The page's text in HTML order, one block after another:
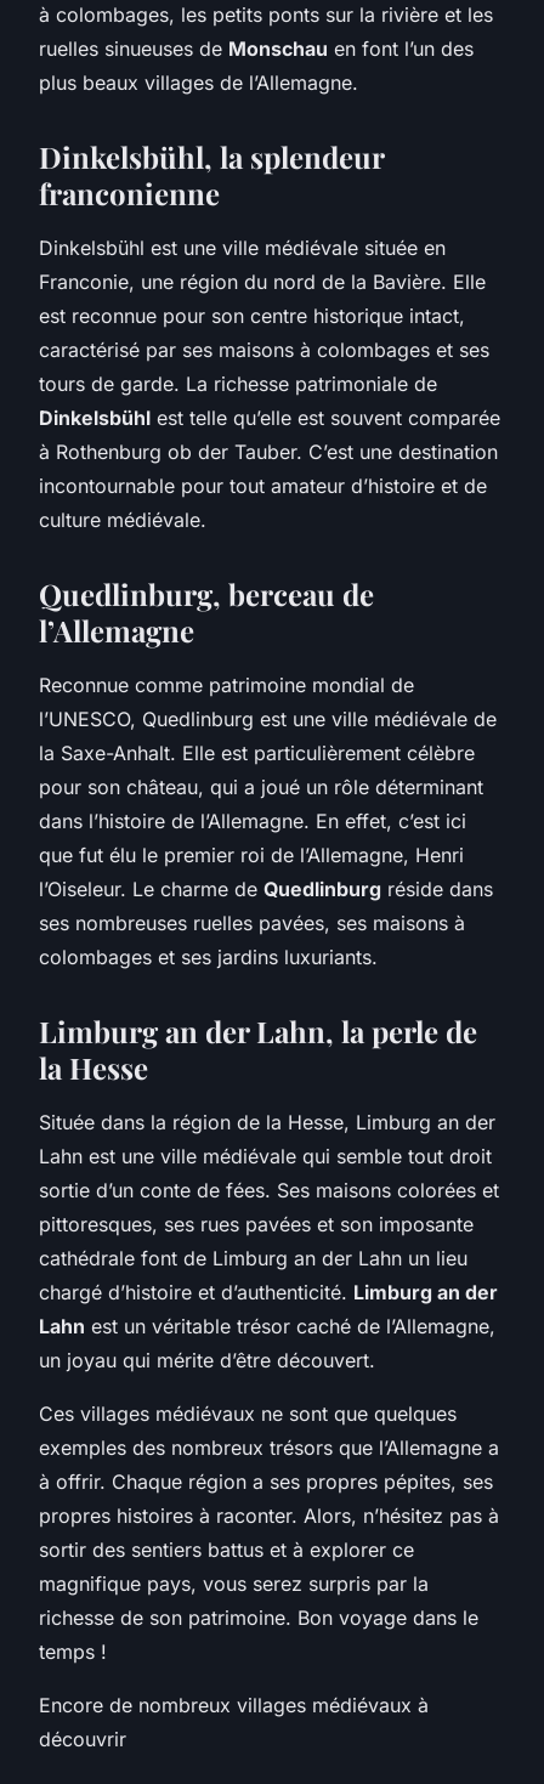
à colombages, les petits ponts sur la rivière et les
ruelles sinueuses de Monschau en font l’un des
plus beaux villages de l’Allemagne.
Dinkelsbühl, la splendeur
franconienne
Dinkelsbühl est une ville médiévale située en
Franconie, une région du nord de la Bavière. Elle
est reconnue pour son centre historique intact,
caractérisé par ses maisons à colombages et ses
tours de garde. La richesse patrimoniale de
Dinkelsbühl est telle qu’elle est souvent comparée
à Rothenburg ob der Tauber. C’est une destination
incontournable pour tout amateur d’histoire et de
culture médiévale.
Quedlinburg, berceau de
l’Allemagne
Reconnue comme patrimoine mondial de
l’UNESCO, Quedlinburg est une ville médiévale de
la Saxe-Anhalt. Elle est particulièrement célèbre
pour son château, qui a joué un rôle déterminant
dans l’histoire de l’Allemagne. En effet, c’est ici
que fut élu le premier roi de l’Allemagne, Henri
l’Oiseleur. Le charme de Quedlinburg réside dans
ses nombreuses ruelles pavées, ses maisons à
colombages et ses jardins luxuriants.
Limburg an der Lahn, la perle de
la Hesse
Située dans la région de la Hesse, Limburg an der
Lahn est une ville médiévale qui semble tout droit
sortie d’un conte de fées. Ses maisons colorées et
pittoresques, ses rues pavées et son imposante
cathédrale font de Limburg an der Lahn un lieu
chargé d’histoire et d’authenticité. Limburg an der
Lahn est un véritable trésor caché de l’Allemagne,
un joyau qui mérite d’être découvert.
Ces villages médiévaux ne sont que quelques
exemples des nombreux trésors que l’Allemagne a
à offrir. Chaque région a ses propres pépites, ses
propres histoires à raconter. Alors, n’hésitez pas à
sortir des sentiers battus et à explorer ce
magnifique pays, vous serez surpris par la
richesse de son patrimoine. Bon voyage dans le
temps !
Encore de nombreux villages médiévaux à
découvrir